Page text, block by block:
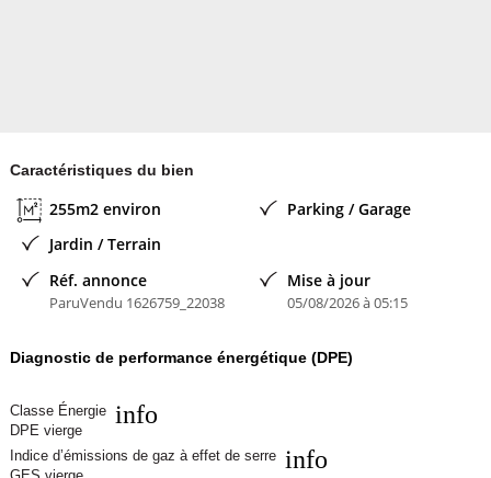
Caractéristiques du bien
255m2 environ
Parking / Garage
Jardin / Terrain
Réf. annonce
ParuVendu 1626759_22038
Mise à jour
05/08/2026 à 05:15
Diagnostic de performance énergétique (DPE)
Classe Énergie
DPE vierge
info
Indice d’émissions de gaz à effet de serre info